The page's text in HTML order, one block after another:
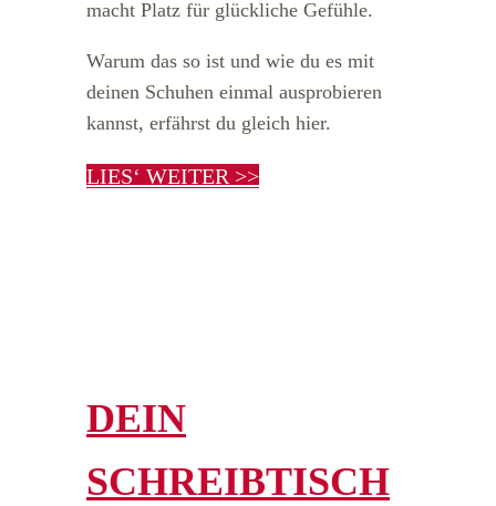
macht Platz für glückliche Gefühle.
Warum das so ist und wie du es mit
deinen Schuhen einmal ausprobieren
kannst, erfährst du gleich hier.
LIES‘ WEITER >>
DEIN
SCHREIBTISCH